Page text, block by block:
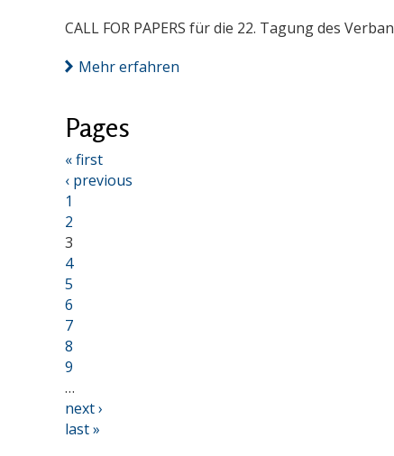
CALL FOR PAPERS für die 22. Tagung des
Mehr erfahren
Pages
« first
‹ previous
1
2
3
4
5
6
7
8
9
…
next ›
last »